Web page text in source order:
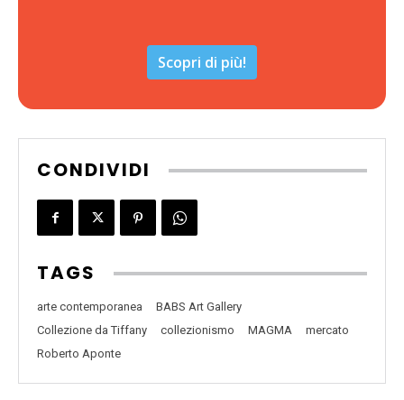
CONDIVIDI
TAGS
Collezione da Tiffany
RECENTI